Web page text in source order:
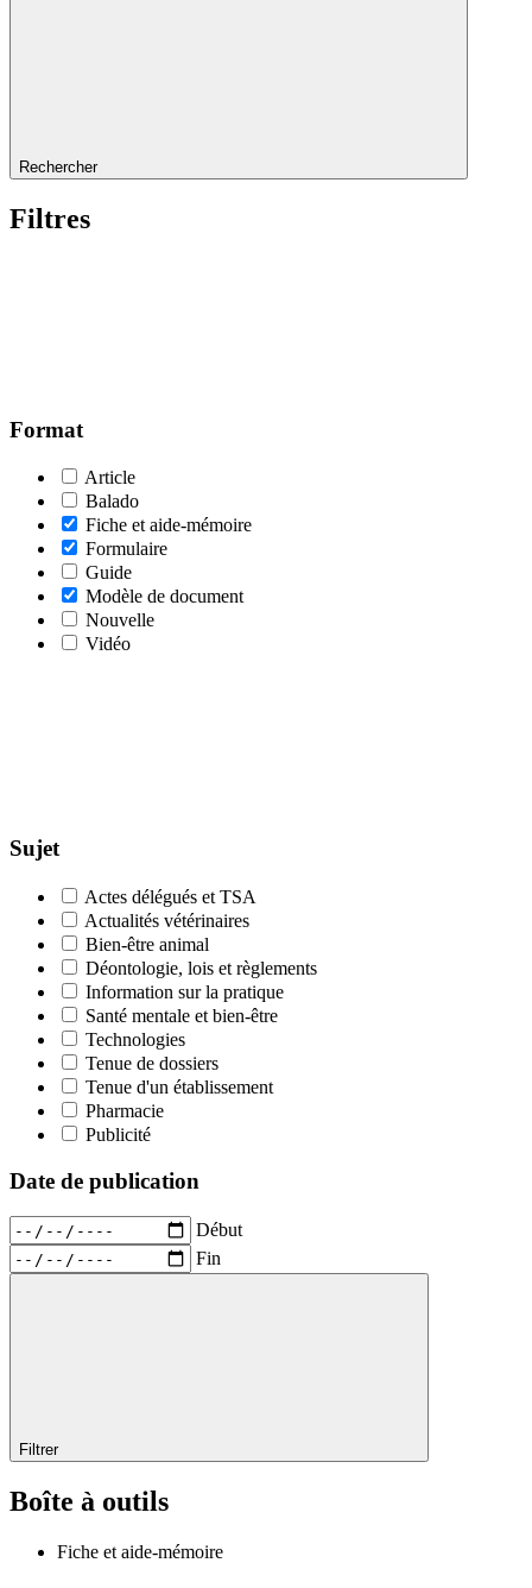
Rechercher
Filtres
Format
Article
Balado
Fiche et aide-mémoire
Formulaire
Guide
Modèle de document
Nouvelle
Vidéo
Sujet
Actes délégués et TSA
Actualités vétérinaires
Bien-être animal
Déontologie, lois et règlements
Information sur la pratique
Santé mentale et bien-être
Technologies
Tenue de dossiers
Tenue d'un établissement
Pharmacie
Publicité
Date de publication
Début
Fin
Filtrer
Boîte à outils
Fiche et aide-mémoire